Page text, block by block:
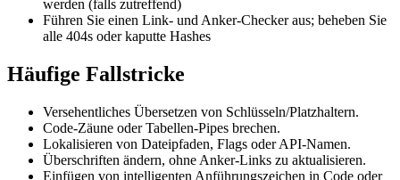
werden (falls zutreffend)
Führen Sie einen Link- und Anker-Checker aus; beheben Sie
alle 404s oder kaputte Hashes
Häufige Fallstricke
Versehentliches Übersetzen von Schlüsseln/Platzhaltern.
Code-Zäune oder Tabellen-Pipes brechen.
Lokalisieren von Dateipfaden, Flags oder API-Namen.
Überschriften ändern, ohne Anker-Links zu aktualisieren.
Einfügen von intelligenten Anführungszeichen in Code oder